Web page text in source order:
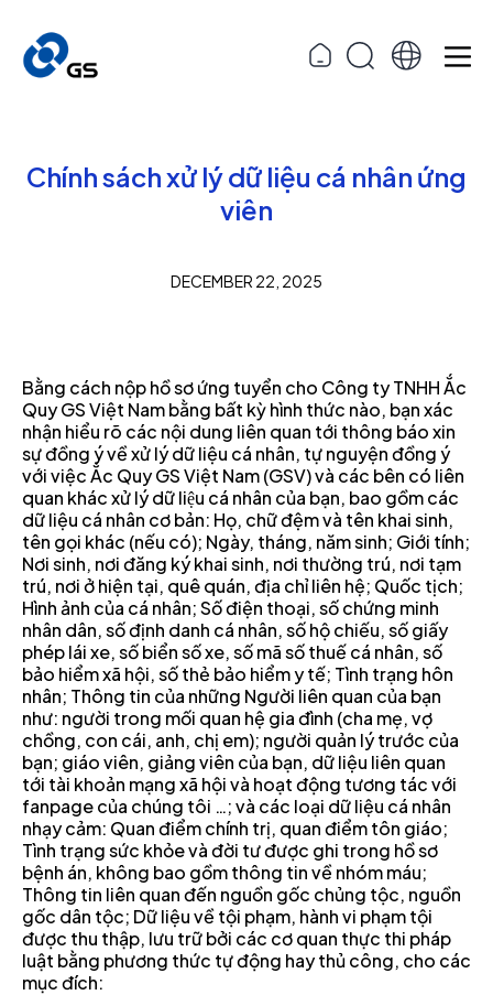
Chính sách xử lý dữ liệu cá nhân ứng
viên
DECEMBER 22, 2025
Bằng cách nộp hồ sơ ứng tuyển cho Công ty TNHH Ắc
Quy GS Việt Nam bằng bất kỳ hình thức nào, bạn xác
nhận hiểu rõ các nội dung liên quan tới thông báo xin
sự đồng ý về xử lý dữ liệu cá nhân, tự nguyện đồng ý
với việc Ắc Quy GS Việt Nam (GSV) và các bên có liên
quan khác xử lý dữ liệu cá nhân của bạn, bao gồm các
dữ liệu cá nhân cơ bản: Họ, chữ đệm và tên khai sinh,
tên gọi khác (nếu có); Ngày, tháng, năm sinh; Giới tính;
Nơi sinh, nơi đăng ký khai sinh, nơi thường trú, nơi tạm
trú, nơi ở hiện tại, quê quán, địa chỉ liên hệ; Quốc tịch;
Hình ảnh của cá nhân; Số điện thoại, số chứng minh
nhân dân, số định danh cá nhân, số hộ chiếu, số giấy
phép lái xe, số biển số xe, số mã số thuế cá nhân, số
bảo hiểm xã hội, số thẻ bảo hiểm y tế; Tình trạng hôn
nhân; Thông tin của những Người liên quan của bạn
như: người trong mối quan hệ gia đình (cha mẹ, vợ
chồng, con cái, anh, chị em); người quản lý trước của
bạn; giáo viên, giảng viên của bạn, dữ liệu liên quan
tới tài khoản mạng xã hội và hoạt động tương tác với
fanpage của chúng tôi …; và các loại dữ liệu cá nhân
nhạy cảm: Quan điểm chính trị, quan điểm tôn giáo;
Tình trạng sức khỏe và đời tư được ghi trong hồ sơ
bệnh án, không bao gồm thông tin về nhóm máu;
Thông tin liên quan đến nguồn gốc chủng tộc, nguồn
gốc dân tộc; Dữ liệu về tội phạm, hành vi phạm tội
được thu thập, lưu trữ bởi các cơ quan thực thi pháp
luật bằng phương thức tự động hay thủ công, cho các
mục đích: